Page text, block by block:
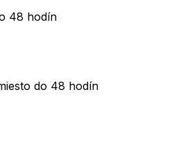
48 hodín
do 48 hodín